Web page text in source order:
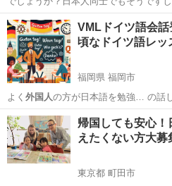
と。。 そうなると…
東京 新宿区 生活知識 山菜
VMLドイツ語会
頃なドイツ語レ
福岡県 福岡市
よく 外国人の方が日本語を勉強… の話
を上手に話… りますがそのことも外国
福岡 福岡市 その他語学
帰国しても安心
えたくない方大
東京都 町田市